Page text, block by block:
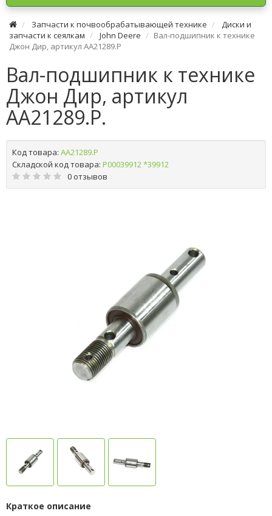
Запчасти к почвообрабатывающей технике
Диски и
запчасти к сеялкам
John Deere
Вал-подшипник к технике
Джон Дир, артикул AA21289.P
Вал-подшипник к технике
Джон Дир, артикул
AA21289.P.
Код товара: AA21289.P
Складской код товара: Р00039912 *39912
0 отзывов
Краткое описание